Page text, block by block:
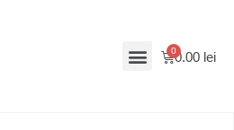
0.00 lei